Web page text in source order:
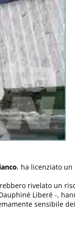
, ha licenziato un
rivelato un
Liberé -,
sensibile